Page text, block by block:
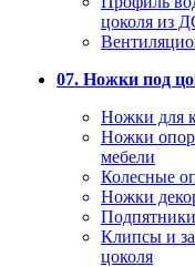
цоколя из
07. Ножки под
Ножки для
Ножки
мебели
Колесные
Ножки
Подпятники
Клипсы и
цоколя